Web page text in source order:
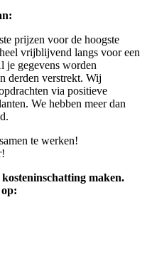
prijzen voor de hoogste
vrijblijvend langs voor een
je gegevens worden
derden verstrekt. Wij
via positieve
We hebben meer dan
te werken!
maken.